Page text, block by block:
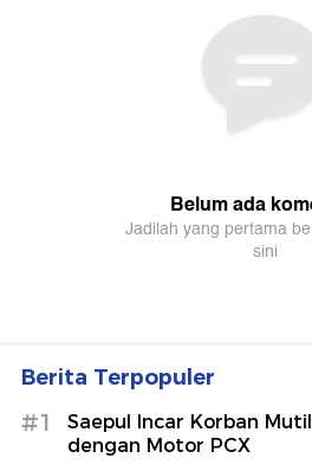
Berita Terpopuler
#1
Saepul Incar Korban
dengan Motor PCX